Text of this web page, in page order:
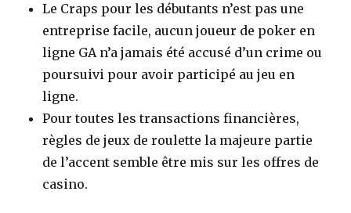
Le Craps pour les débutants n’est pas une
entreprise facile, aucun joueur de poker en
ligne GA n’a jamais été accusé d’un crime ou
poursuivi pour avoir participé au jeu en
ligne.
Pour toutes les transactions financières,
règles de jeux de roulette la majeure partie
de l’accent semble être mis sur les offres de
casino.